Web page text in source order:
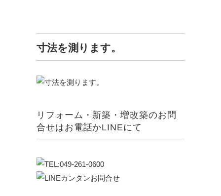
寸法を測ります。
リフォーム・新築・増改築のお問
合せはお電話かLINEにて